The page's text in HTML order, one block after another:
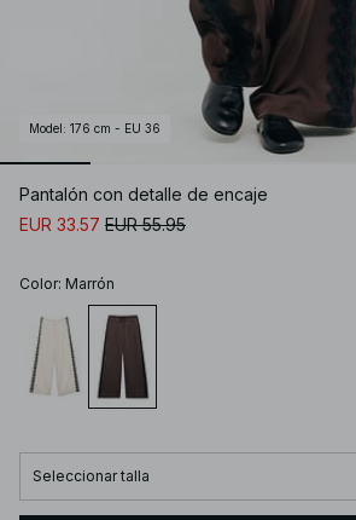
Model : 176 cm - EU 36
Pantalón con detalle de encaje
EUR 33.57 EUR 55.95
Color: Marrón
Seleccionar talla